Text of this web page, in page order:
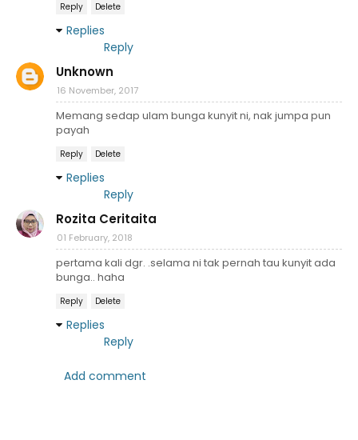
Reply Delete
Replies
Reply
Unknown
16 November, 2017
Memang sedap ulam bunga kunyit ni, nak jumpa pun
payah
Reply Delete
Replies
Reply
Rozita Ceritaita
01 February, 2018
pertama kali dgr. .selama ni tak pernah tau kunyit ada
bunga.. haha
Reply Delete
Replies
Reply
Add comment